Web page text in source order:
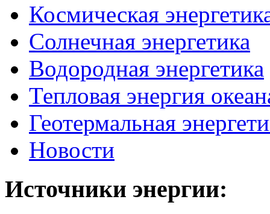
Космическая
Солнечная энергетика
Водородная энергетика
Тепловая энергия
Геотермальная
Новости
Источники энергии: